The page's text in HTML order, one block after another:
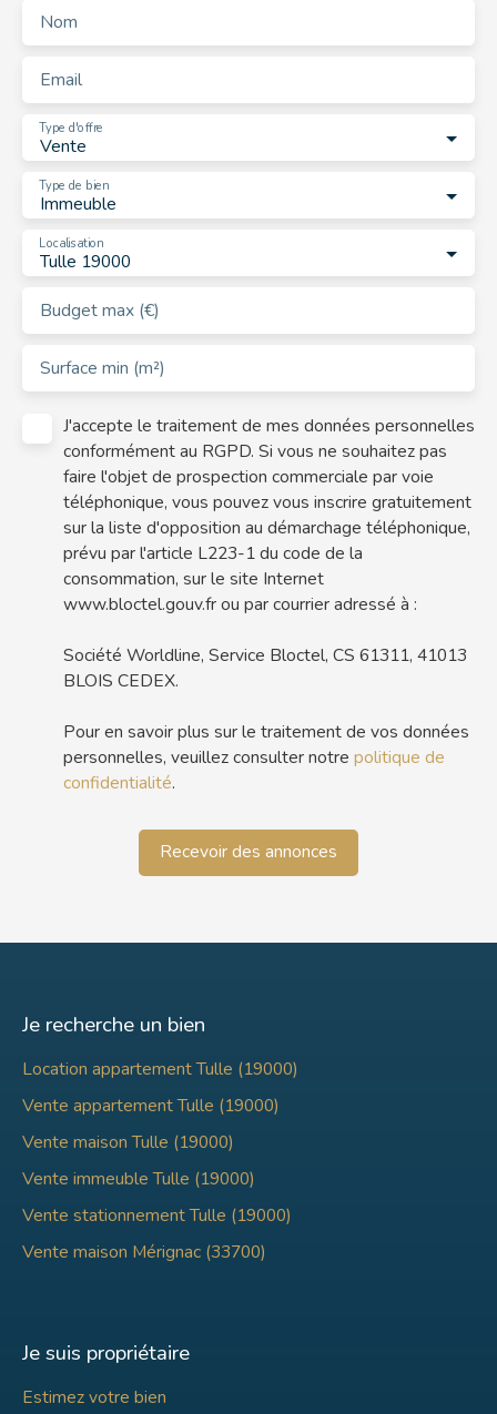
Nom
Email
Vente
Type d'offre
Immeuble
Type de bien
Tulle 19000
Localisation
Budget max (€)
Surface min (m²)
J'accepte le traitement de mes données personnelles
conformément au RGPD. Si vous ne souhaitez pas
faire l'objet de prospection commerciale par voie
téléphonique, vous pouvez vous inscrire gratuitement
sur la liste d'opposition au démarchage téléphonique,
prévu par l'article L223-1 du code de la
consommation, sur le site Internet
www.bloctel.gouv.fr ou par courrier adressé à :
Société Worldline, Service Bloctel, CS 61311, 41013
BLOIS CEDEX.
Pour en savoir plus sur le traitement de vos données
personnelles, veuillez consulter notre politique de
confidentialité.
Recevoir des annonces
Je recherche un bien
Location appartement Tulle (19000)
Vente appartement Tulle (19000)
Vente maison Tulle (19000)
Vente immeuble Tulle (19000)
Vente stationnement Tulle (19000)
Vente maison Mérignac (33700)
Je suis propriétaire
Estimez votre bien